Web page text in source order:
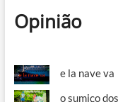
Opinião
e la nave va
o sumiço